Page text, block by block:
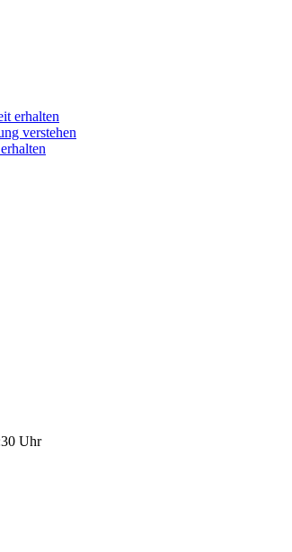
erhalten
verstehen
Uhr